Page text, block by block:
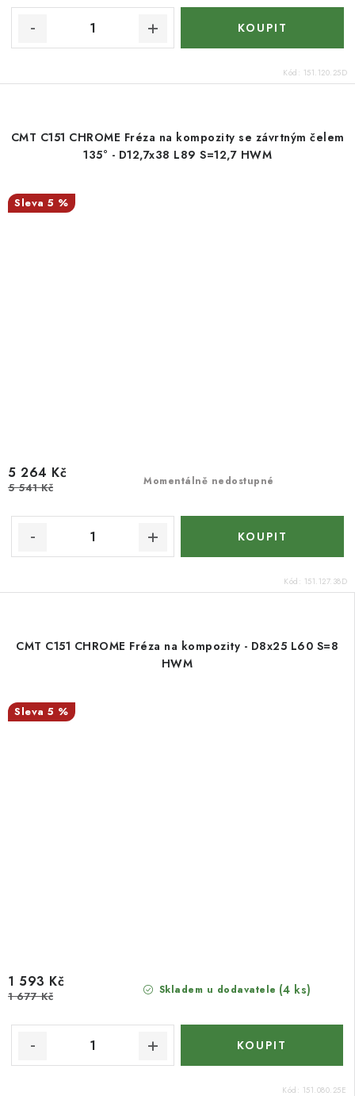
Kód: 151.120.25D
CMT C151 CHROME Fréza na kompozity se závrtným čelem
135° - D12,7x38 L89 S=12,7 HWM
5 %
Momentálně nedostupné
5 264 Kč
5 541 Kč
Kód: 151.127.38D
CMT C151 CHROME Fréza na kompozity - D8x25 L60 S=8
HWM
5 %
Skladem u dodavatele (4 ks)
1 593 Kč
1 677 Kč
Kód: 151.080.25E